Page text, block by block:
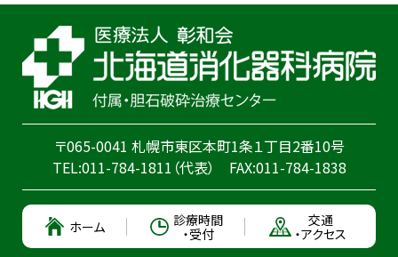
〒065-0041 札幌市東区本町1条１丁目2番10号
TEL:011-784-1811 （代表） FAX:011-784-1838
ホーム
診療時間
・受付
交通
・アクセス